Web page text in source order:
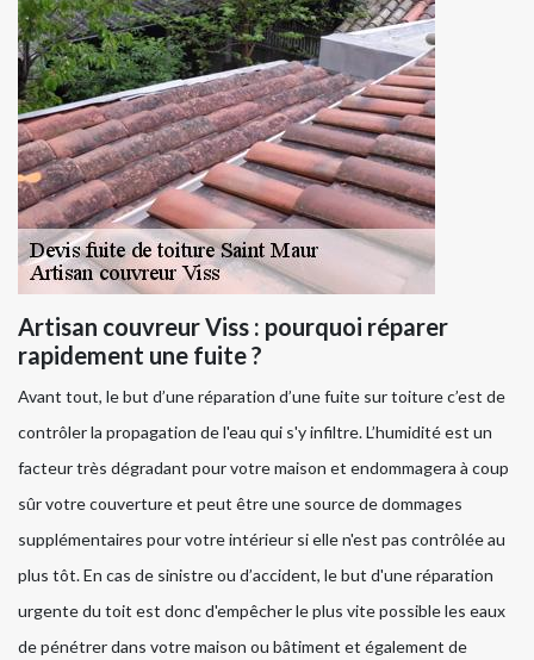
Artisan couvreur Viss : pourquoi réparer
rapidement une fuite ?
Avant tout, le but d’une réparation d’une fuite sur toiture c’est de
contrôler la propagation de l'eau qui s'y infiltre. L’humidité est un
facteur très dégradant pour votre maison et endommagera à coup
sûr votre couverture et peut être une source de dommages
supplémentaires pour votre intérieur si elle n'est pas contrôlée au
plus tôt. En cas de sinistre ou d’accident, le but d'une réparation
urgente du toit est donc d'empêcher le plus vite possible les eaux
de pénétrer dans votre maison ou bâtiment et également de